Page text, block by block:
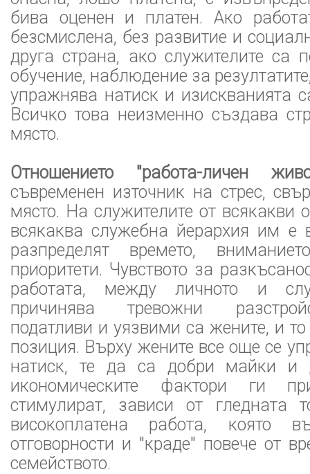
бива оценен и платен. Ако
безсмислена, без развитие и
друга страна, ако служителите са
обучение, наблюдение за
упражнява натиск и изискванията
Всичко това неизменно създава
място.
Отношението "работа-личен
съвременен източник на стрес,
място. На служителите от всякакви
всякаква служебна йерархия им е
разпределят времето,
приоритети. Чувството за
работата, между личното и
причинява тревожни
податливи и уязвими са жените, и
позиция. Върху жените все още се
натиск, те да са добри майки и
икономическите фактори ги
стимулират, зависи от гледната
високоплатена работа, която
отговорности и "краде" повече от
семейството.